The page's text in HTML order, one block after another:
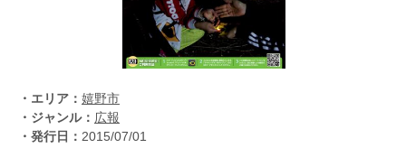
エリア
・エリア： 嬉野市
・ジャンル： 広報
・発行日： 2015/07/01
↓↓ ebooks専用本棚 ↓↓